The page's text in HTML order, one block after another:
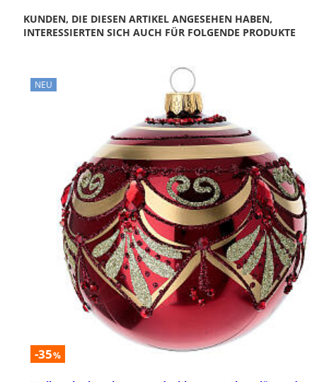
KUNDEN, DIE DIESEN ARTIKEL ANGESEHEN HABEN,
INTERESSIERTEN SICH AUCH FÜR FOLGENDE PRODUKTE
NEU
-35%